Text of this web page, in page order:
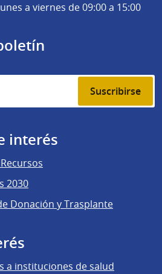
a viernes de 09:00 a 15:00
Suscribirse
interés
2030
Donación y Trasplante
a instituciones de salud